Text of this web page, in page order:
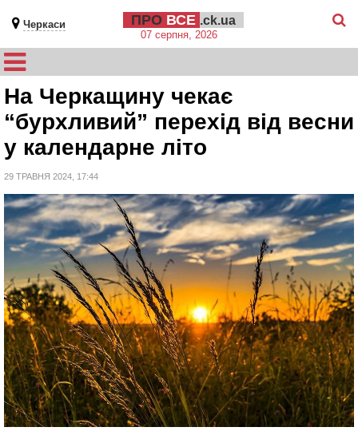
Черкаси ПРО ВСЕ .ck.ua
07 серпня, 2026
На Черкащину чекає
“бурхливий” перехід від весни
у календарне літо
29 ТРАВНЯ 2024, 17:44